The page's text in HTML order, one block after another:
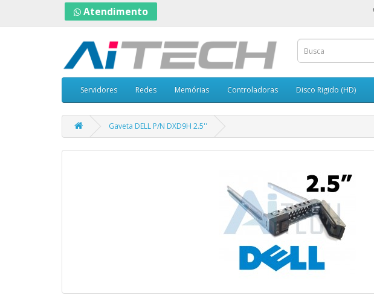
Atendimento
Servidores Redes Memórias Controladoras Disco Rigido (HD)
Gaveta DELL P/N DXD9H 2.5''